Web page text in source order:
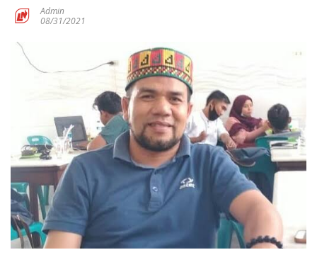
Admin
08/31/2021